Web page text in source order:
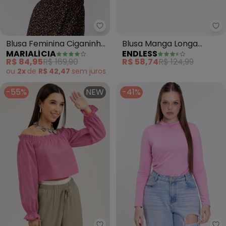
Marialícia - Blusa Feminina
Blusa Feminina Ciganinha
Manga Longa (Rosa)
MARIALÍCIA
R$ 84,95R$ 169,90
ou 2x de R$ 42,47 sem juros
Blusa Manga Longa
Bufante Viscose (Rosa)
ENDLESS
R$ 58,74R$ 124,99
-55% NEW -41%